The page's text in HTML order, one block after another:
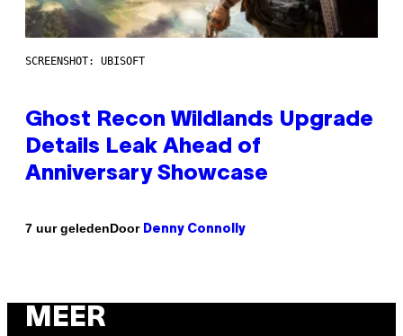
SCREENSHOT: UBISOFT
Ghost Recon Wildlands Upgrade
Details Leak Ahead of
Anniversary Showcase
7 uur geledenDoor Denny Connolly
MEER